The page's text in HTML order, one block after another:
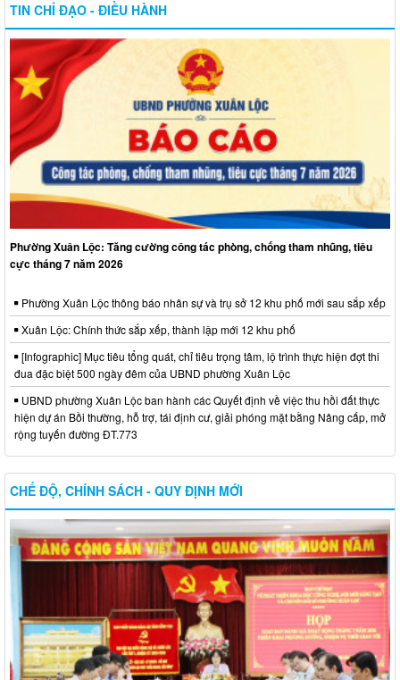
TIN CHỈ ĐẠO - ĐIỀU HÀNH
Phường Xuân Lộc: Tăng cường công tác phòng, chống tham nhũng, tiêu
cực tháng 7 năm 2026
Phường Xuân Lộc thông báo nhân sự và trụ sở 12 khu phố mới sau sắp xếp
Xuân Lộc: Chính thức sắp xếp, thành lập mới 12 khu phố
[Infographic] Mục tiêu tổng quát, chỉ tiêu trọng tâm, lộ trình thực hiện đợt thi
đua đặc biệt 500 ngày đêm của UBND phường Xuân Lộc
UBND phường Xuân Lộc ban hành các Quyết định về việc thu hồi đất thực
hiện dự án Bồi thường, hỗ trợ, tái định cư, giải phóng mặt bằng Nâng cấp, mở
rộng tuyến đường ĐT.773
CHẾ ĐỘ, CHÍNH SÁCH - QUY ĐỊNH MỚI